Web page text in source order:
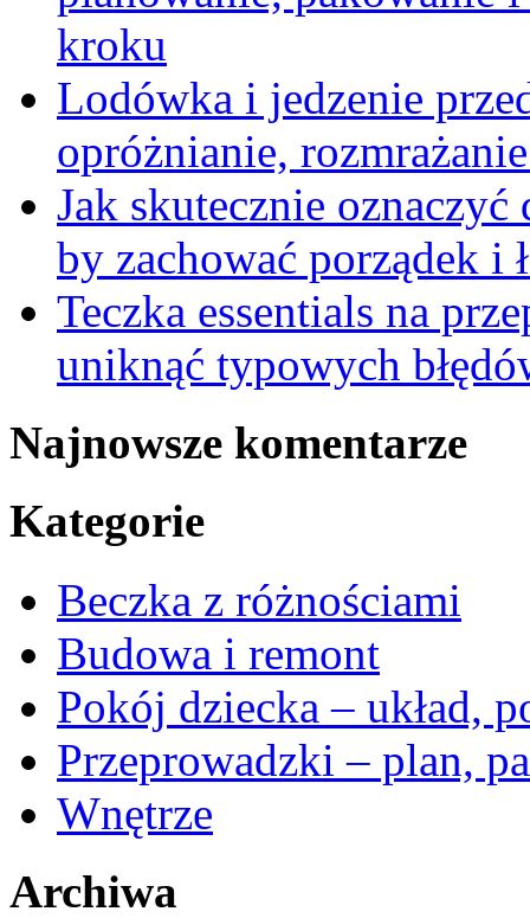
kroku
Lodówka i jedzenie
opróżnianie,
Jak skutecznie
by zachować porządek i
Teczka essentials na
uniknąć typowych
Najnowsze komentarze
Kategorie
Beczka z różnościami
Budowa i remont
Pokój dziecka – układ,
Przeprowadzki – plan,
Wnętrze
Archiwa